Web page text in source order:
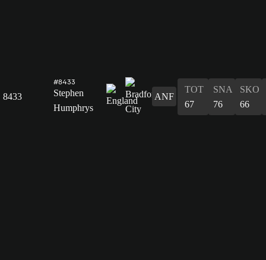
8433
#8433
Stephen
Humphrys
ANF
TOT
67
SNA
76
SKO
66